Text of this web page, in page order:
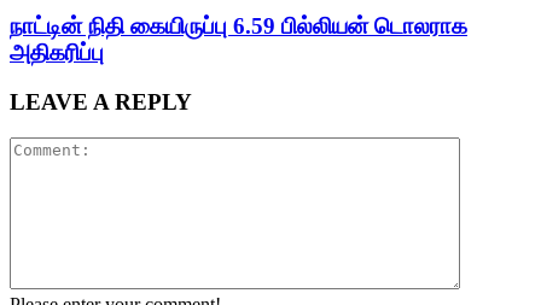
நாட்டின் நிதி கையிருப்பு 6.59 பில்லியன் டொலராக
அதிகரிப்பு
LEAVE A REPLY